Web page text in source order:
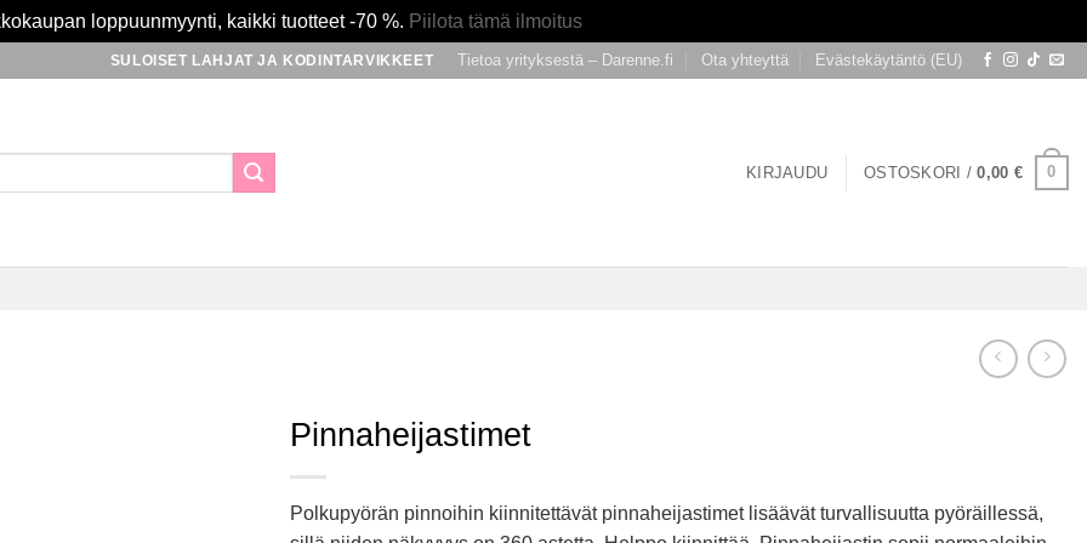
loppuunmyynti, kaikki tuotteet -70 %. Piilota tämä ilmoitus
SULOISET LAHJAT JA KODINTARVIKKEET Tietoa yrityksestä – Darenne.fi Ota yhteyttä Evästekäytäntö (EU)
KIRJAUDU OSTOSKORI /0,00 € 0
Pinnaheijastimet
Polkupyörän pinnoihin kiinnitettävät pinnaheijastimet lisäävät turvallisuutta pyöräillessä,